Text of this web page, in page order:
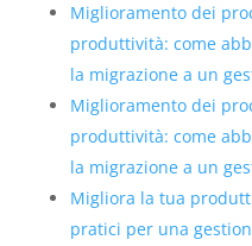
Miglioramento dei
produttività: come
la migrazione a un
Miglioramento dei
produttività: come
la migrazione a un
Migliora la tua
pratici per una